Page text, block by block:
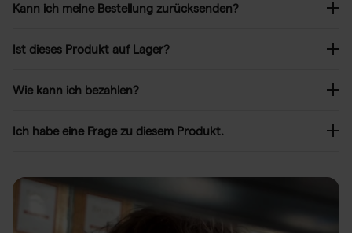
Kann ich meine Bestellung zurücksenden?
Ist dieses Produkt auf Lager?
Wie kann ich bezahlen?
Ich habe eine Frage zu diesem Produkt.